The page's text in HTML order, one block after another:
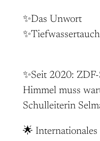
✨Das Unwort
✨Seit 2020:
Himmel muss
Schulleiterin
🌟